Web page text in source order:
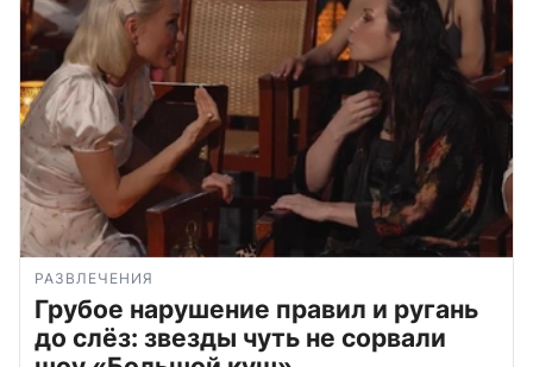
РАЗВЛЕЧЕНИЯ
Грубое нарушение правил и ругань
до слёз: звезды чуть не сорвали